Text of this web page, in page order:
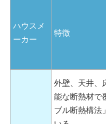
ハウスメ
ーカー
特徴
外壁、天井、
能な断熱材で
ブル断熱構法